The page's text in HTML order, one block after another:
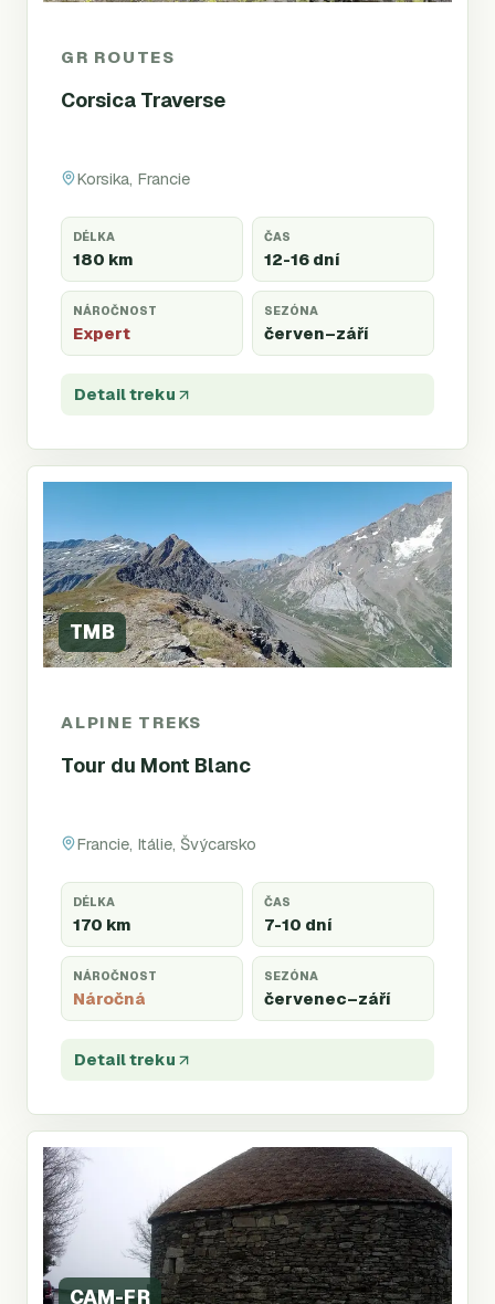
GR ROUTES
Corsica Traverse
Korsika, Francie
DÉLKA
180 km
ČAS
12-16 dní
NÁROČNOST
Expert
SEZÓNA
červen–září
Detail treku
TMB
ALPINE TREKS
Tour du Mont Blanc
Francie, Itálie, Švýcarsko
DÉLKA
170 km
ČAS
7-10 dní
NÁROČNOST
Náročná
SEZÓNA
červenec–září
Detail treku
CAM-FR